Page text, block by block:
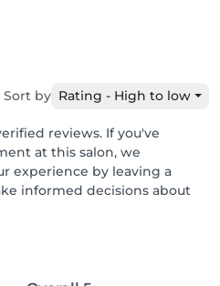
Sort by Rating - High to low
reviews. If you've
at this salon, we
experience by leaving a
informed decisions about